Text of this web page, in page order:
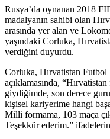
Rusya’da oynanan 2018
madalyanın sahibi olan
arasında yer alan ve
yaşındaki Corluka,
verdiğini duyurdu.
Corluka, Hırvatistan Futbol
açıklamasında,
giydiğimde, son derece
kişisel kariyerime hangi
Milli formama, 103 maça
Teşekkür ederim.”